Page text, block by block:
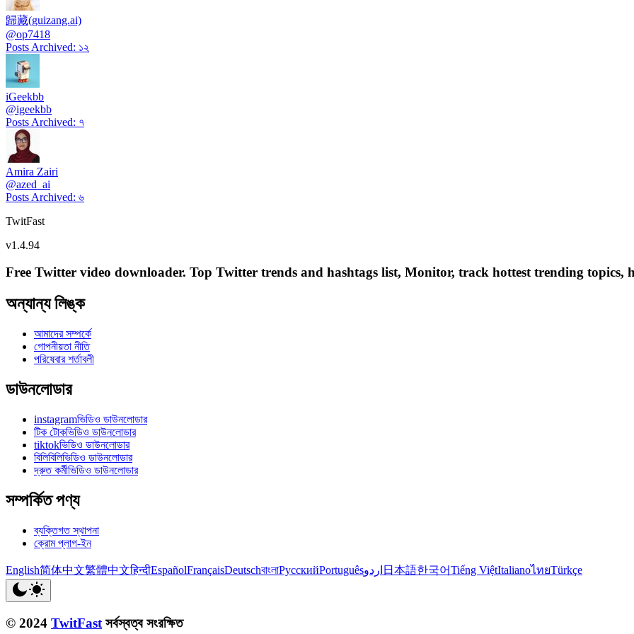
歸藏(guizang.ai)
@op7418
Posts Archived: ১২
iGeekbb
@igeekbb
Posts Archived: ৭
Amira Zairi
@azed_ai
Posts Archived: ৬
TwitFast
v1.4.94
Free Twitter video downloader. Top Twitter trends and hashtags list, Monitor, track hottest trending topics,
অন্যান্য লিঙ্ক
আমাদের সম্পর্কে
গোপনীয়তা নীতি
পরিষেবার শর্তাবলী
ডাউনলোডার
instagramভিডিও ডাউনলোডার
টিক টোকভিডিও ডাউনলোডার
tiktokভিডিও ডাউনলোডার
বিলিবিলিভিডিও ডাউনলোডার
দ্রুত কর্মীভিডিও ডাউনলোডার
সম্পর্কিত পণ্য
ব্যক্তিগত স্থাপনা
ক্রোম প্লাগ-ইন
English简体中文繁體中文हिन्दीEspañolFrançaisDeutschবাংলাРусскийPortuguêsاردو 日本語한국어Tiếng ViệtItalianoไทยTürkçe
© 2024 TwitFast সর্বস্বত্ব সংরক্ষিত